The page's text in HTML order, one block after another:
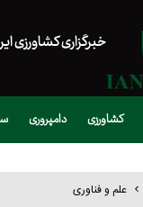
خبرگزاری کشاورزی
کشاورزی دامپروری
علم و فناوری